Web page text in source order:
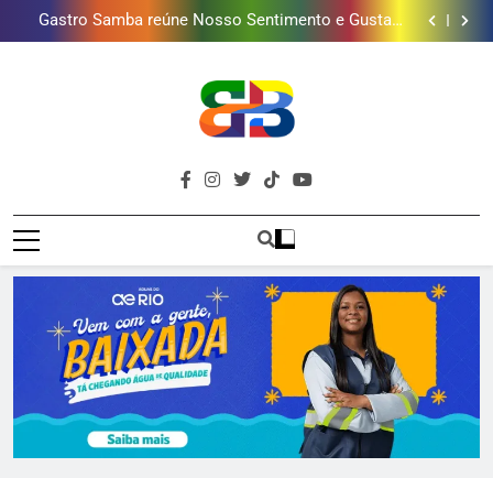
mais combina com ele
Lins em Nova Iguaçu neste fim de semana
Shopping Grande Rio sorteia MacBook e oferece
vinho em campanha de Dia dos Pais
Obra garante a preservação de 190 milhões de litros
presentear o seu pai. Descubra como escolher o que
mais combina com ele
Gastro Samba reúne Nosso Sentimento e Gustavo
Lins em Nova Iguaçu neste fim de semana
Shopping Grande Rio sorteia MacBook e oferece
vinho em campanha de Dia dos Pais
Obra garante a preservação de 190 milhões de litros
de água por ano na Baixada Fluminense
Brava
Baixada
Baixada Fluminense Em Destaque!